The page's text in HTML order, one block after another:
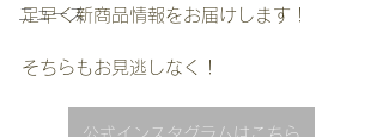
ニュース
足早く新商品情報をお届けします！
そちらもお見逃しなく！
公式インスタグラムはこちら